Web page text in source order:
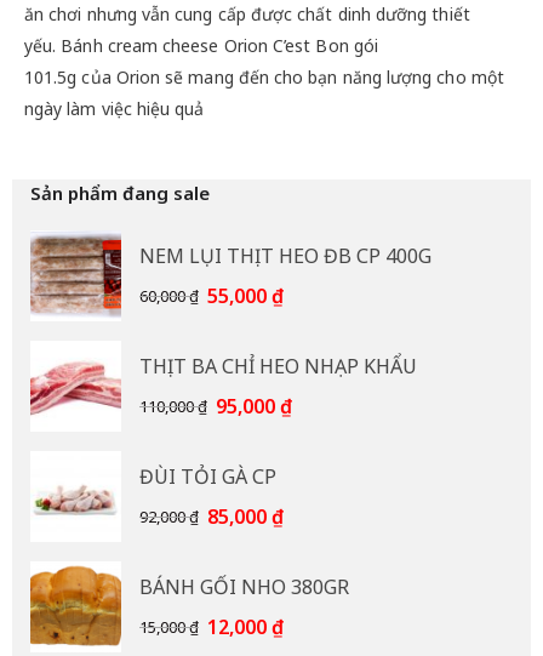
ăn chơi nhưng vẫn cung cấp được chất dinh dưỡng thiết
yếu. Bánh cream cheese Orion C’est Bon gói
101.5g của Orion sẽ mang đến cho bạn năng lượng cho một
ngày làm việc hiệu quả
Sản phẩm đang sale
NEM LỤI THỊT HEO ĐB CP 400G
60,000₫ Giá
60,000 ₫.
55,000₫Giá
là:
55,000 ₫.
THỊT BA CHỈ HEO NHẠP KHẨU
110,000₫ Giá
110,000 ₫.
95,000₫Giá
ĐÙI TỎI GÀ CP
92,000₫ Giá
92,000 ₫.
85,000₫Giá
là:
85,000 ₫.
BÁNH GỐI NHO 380GR
15,000₫ Giá
12,000₫Giá